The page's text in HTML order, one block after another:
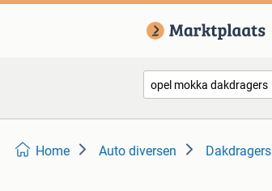
Home Auto diversen Dakdragers